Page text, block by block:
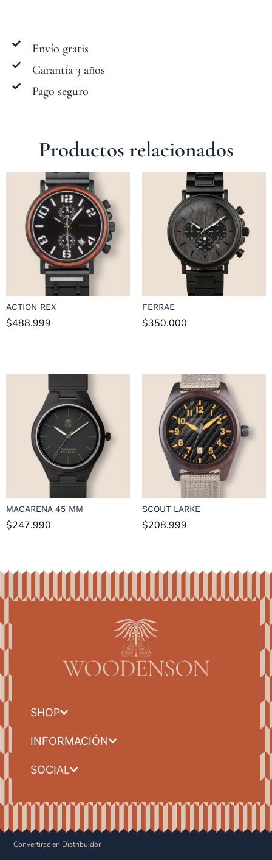
Envío gratis
Garantía 3 años
Pago seguro
Productos relacionados
ACTION REX
$488.999
FERRAE
$350.000
MACARENA 45 MM
$247.990
SCOUT LARKE
$208.999
SHOP
INFORMACIÓN
SOCIAL
Convertirse en Distribuidor